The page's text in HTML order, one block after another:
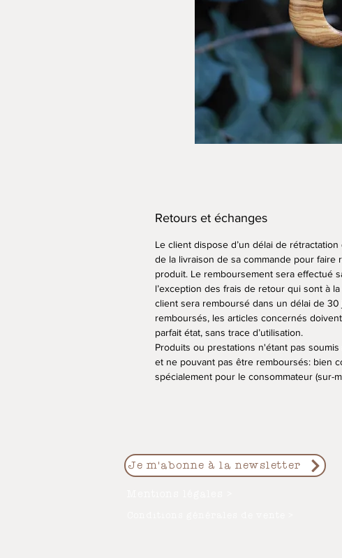
Retours et échanges
Le client dispose d’un délai de
de la livraison de sa commande pour faire
produit. Le remboursement sera effectué
l’exception des frais de retour qui sont à
client sera remboursé dans un délai de
remboursés, les articles concernés
parfait état, sans trace d’utilisation.
Produits ou prestations n'étant pas
et ne pouvant pas être remboursés: bien
spécialement pour le consommateur (sur-
Je m'abonne à la newsletter